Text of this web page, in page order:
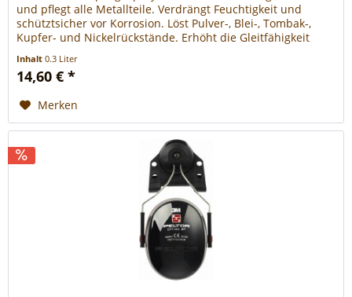
und pflegt alle Metallteile. Verdrängt Feuchtigkeit und
schütztsicher vor Korrosion. Löst Pulver-, Blei-, Tombak-,
Kupfer- und Nickelrückstände. Erhöht die Gleitfähigkeit
Ausgezeichnete Kriecheigenschaften (dünner Schutzfilm,
der nicht aushärtetund verharzt). Enthält...
Inhalt0.3 Liter
14,60 € *
Merken